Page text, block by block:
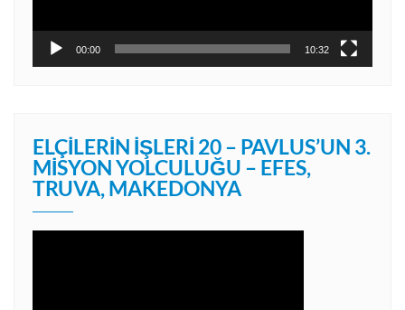
00:00 10:32
ELÇILERIN İŞLERI 20 – PAVLUS’UN 3.
MISYON YOLCULUĞU – EFES,
TRUVA, MAKEDONYA